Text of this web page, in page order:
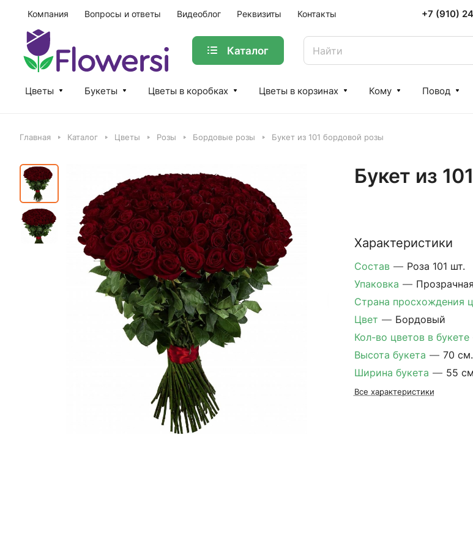
Компания Вопросы и ответы Видеоблог Реквизиты Контакты +7 (910)
Каталог
Цветы Букеты Цветы в коробках Цветы в корзинах Кому Повод
Главная Каталог Цветы Розы Бордовые розы Букет из 101 бордовой розы
Букет из
Характеристики
Состав — Роза 101 шт.
Упаковка —
Страна просхождения
Цвет — Бордовый
Кол-во цветов в букете
Высота букета — 70 см.
Ширина букета — 55
Все характеристики